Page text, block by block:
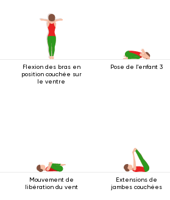
Flexion des bras en
position couchée sur
le ventre
Pose de l'enfant 3
Mouvement de
libération du vent
Extensions de
jambes couchées